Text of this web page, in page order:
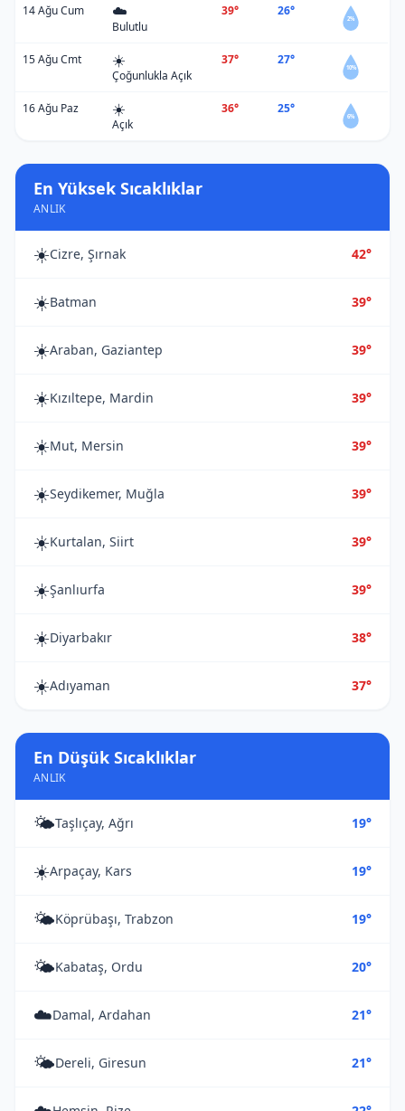
14 Ağu Cum ☁️
Bulutlu
39° 26°
2%
15 Ağu Cmt ☀️
Çoğunlukla Açık
37° 27°
10%
16 Ağu Paz ☀️
Açık
36° 25°
6%
En Yüksek Sıcaklıklar
ANLIK
☀️Cizre, Şırnak 42°
☀️Batman 39°
☀️Araban, Gaziantep 39°
☀️Kızıltepe, Mardin 39°
☀️Mut, Mersin 39°
☀️Seydikemer, Muğla 39°
☀️Kurtalan, Siirt 39°
☀️Şanlıurfa 39°
☀️Diyarbakır 38°
☀️Adıyaman 37°
En Düşük Sıcaklıklar
ANLIK
🌤️Taşlıçay, Ağrı 19°
☀️Arpaçay, Kars 19°
🌤️Köprübaşı, Trabzon 19°
🌤️Kabataş, Ordu 20°
☁️Damal, Ardahan 21°
🌤️Dereli, Giresun 21°